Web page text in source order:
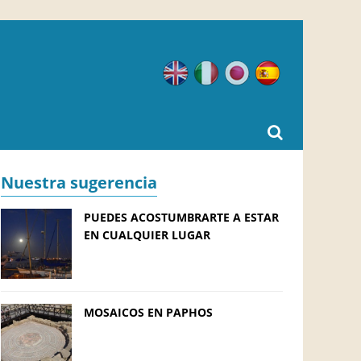
Inglés ItalianoJaponés
Nuestra sugerencia
PUEDES ACOSTUMBRARTE A ESTAR
EN CUALQUIER LUGAR
MOSAICOS EN PAPHOS